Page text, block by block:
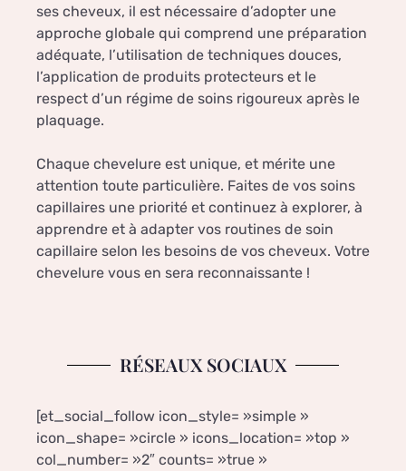
ses cheveux, il est nécessaire d’adopter une
approche globale qui comprend une préparation
adéquate, l’utilisation de techniques douces,
l’application de produits protecteurs et le
respect d’un régime de soins rigoureux après le
plaquage.
Chaque chevelure est unique, et mérite une
attention toute particulière. Faites de vos soins
capillaires une priorité et continuez à explorer, à
apprendre et à adapter vos routines de soin
capillaire selon les besoins de vos cheveux. Votre
chevelure vous en sera reconnaissante !
RÉSEAUX SOCIAUX
[et_social_follow icon_style= »simple »
icon_shape= »circle » icons_location= »top »
col_number= »2″ counts= »true »